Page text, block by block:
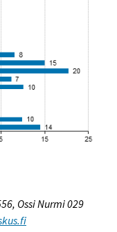
Ossi Nurmi 029